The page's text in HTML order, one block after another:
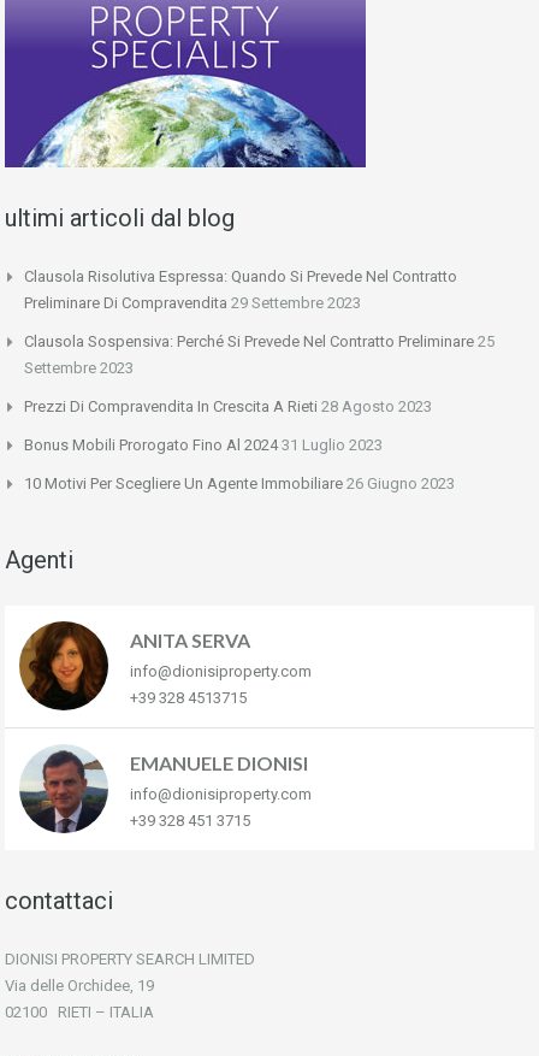
ultimi articoli dal blog
Clausola Risolutiva Espressa: Quando Si Prevede Nel Contratto
Preliminare Di Compravendita 29 Settembre 2023
Clausola Sospensiva: Perché Si Prevede Nel Contratto Preliminare 25
Settembre 2023
Prezzi Di Compravendita In Crescita A Rieti 28 Agosto 2023
Bonus Mobili Prorogato Fino Al 2024 31 Luglio 2023
10 Motivi Per Scegliere Un Agente Immobiliare 26 Giugno 2023
Agenti
ANITA SERVA
info@dionisiproperty.com
+39 328 4513715
EMANUELE DIONISI
info@dionisiproperty.com
+39 328 451 3715
contattaci
DIONISI PROPERTY SEARCH LIMITED
Via delle Orchidee, 19
02100 RIETI – ITALIA